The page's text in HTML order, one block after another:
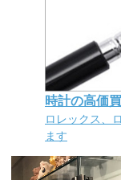
時計の高価
ロレックス、
ます